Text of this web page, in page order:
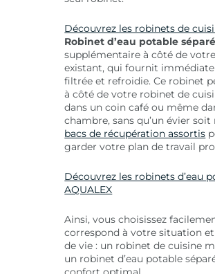
Découvrez les robinets de
Robinet d’eau potable
supplémentaire à côté de
existant, qui fournit
filtrée et refroidie. Ce robinet
à côté de votre robinet de
dans un coin café ou même
chambre, sans qu’un évier soit
bacs de récupération assortis
garder votre plan de travail
Découvrez les robinets d’eau
AQUALEX
Ainsi, vous choisissez
correspond à votre situation
de vie : un robinet de cuisine
un robinet d’eau potable